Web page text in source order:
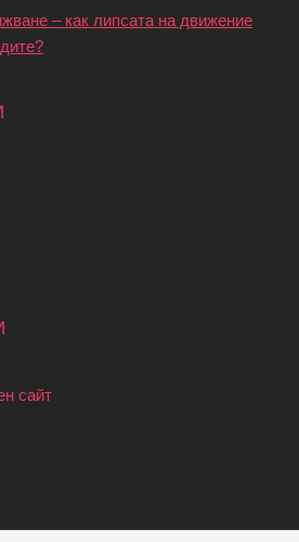
– как липсата на движение
сайт